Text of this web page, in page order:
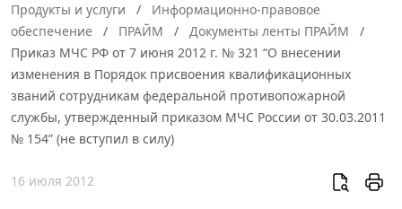
Продукты и услуги
Информационно-правовое
обеспечение
ПРАЙМ
Документы ленты ПРАЙМ
Приказ МЧС РФ от 7 июня 2012 г. № 321 “О внесении
изменения в Порядок присвоения квалификационных
званий сотрудникам федеральной противопожарной
службы, утвержденный приказом МЧС России от 30.03.2011
№ 154” (не вступил в силу)
16 июля 2012